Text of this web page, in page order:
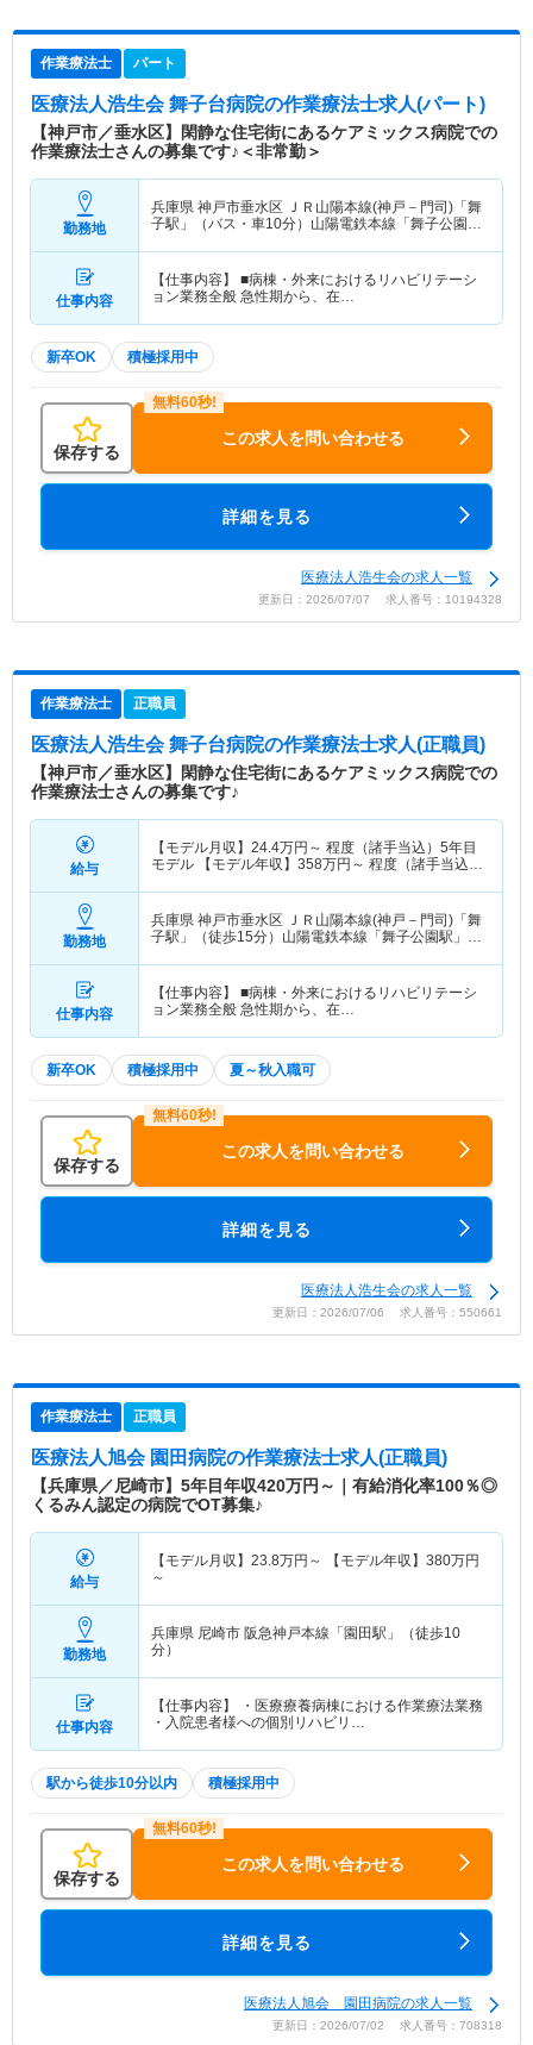
作業療法士 パート
医療法人浩生会 舞子台病院の作業療法士求人(パート)
【神戸市／垂水区】閑静な住宅街にあるケアミックス病院での
作業療法士さんの募集です♪＜非常勤＞
勤務地
兵庫県 神戸市垂水区 ＪＲ山陽本線(神戸－門司)「舞
子駅」（バス・車10分）山陽電鉄本線「舞子公園
仕事内容
【仕事内容】 ■病棟・外来におけるリハビリテーシ
ョン業務全般 急性期から、在…
新卒OK 積極採用中
保存する
この求人を問い合わせる
詳細を見る
医療法人浩生会の求人一覧
更新日：2026/07/07 求人番号：10194328
作業療法士 正職員
医療法人浩生会 舞子台病院の作業療法士求人(正職員)
【神戸市／垂水区】閑静な住宅街にあるケアミックス病院での
作業療法士さんの募集です♪
給与
【モデル月収】 24.4万円～ 程度（諸手当込）5年目
モデル 【モデル年収】 358万円～ 程度（諸手当込）
勤務地
兵庫県 神戸市垂水区 ＪＲ山陽本線(神戸－門司)「舞
子駅」（徒歩15分）山陽電鉄本線「舞子公園駅」
仕事内容
【仕事内容】 ■病棟・外来におけるリハビリテーシ
ョン業務全般 急性期から、在…
新卒OK 積極採用中 夏～秋入職可
保存する
この求人を問い合わせる
詳細を見る
医療法人浩生会の求人一覧
更新日：2026/07/06 求人番号：550661
作業療法士 正職員
医療法人旭会 園田病院の作業療法士求人(正職員)
【兵庫県／尼崎市】5年目年収420万円～｜有給消化率100％◎
くるみん認定の病院でOT募集♪
給与
【モデル月収】 23.8万円～ 【モデル年収】 380万円
～
勤務地
兵庫県 尼崎市 阪急神戸本線「園田駅」（徒歩10
分）
仕事内容
【仕事内容】 ・医療療養病棟における作業療法業務
・入院患者様への個別リハビリ…
駅から徒歩10分以内 積極採用中
保存する
この求人を問い合わせる
詳細を見る
医療法人旭会 園田病院の求人一覧
更新日：2026/07/02 求人番号：708318